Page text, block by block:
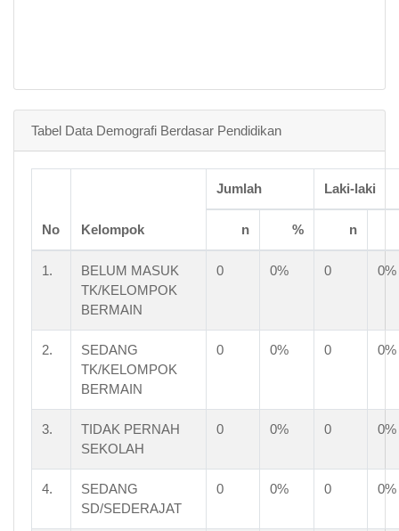
Tabel Data Demografi Berdasar Pendidikan
No Kelompok
Jumlah Laki-laki
n % n
1.
BELUM MASUK
TK/KELOMPOK
BERMAIN
0 0% 0 0%
2.
SEDANG
TK/KELOMPOK
BERMAIN
0 0% 0 0%
3.
TIDAK PERNAH
SEKOLAH
0 0% 0 0%
4.
SEDANG
SD/SEDERAJAT
0 0% 0 0%